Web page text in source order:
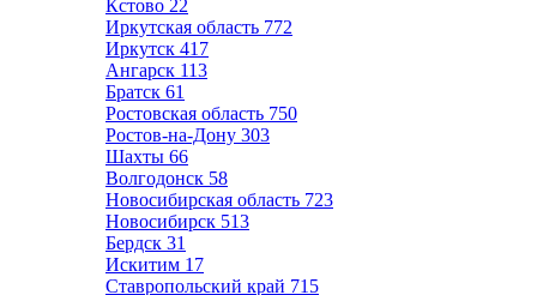
Кстово 22
Иркутская область 772
Иркутск 417
Ангарск 113
Братск 61
Ростовская область 750
Ростов-на-Дону 303
Шахты 66
Волгодонск 58
Новосибирская область 723
Новосибирск 513
Бердск 31
Искитим 17
Ставропольский край 715